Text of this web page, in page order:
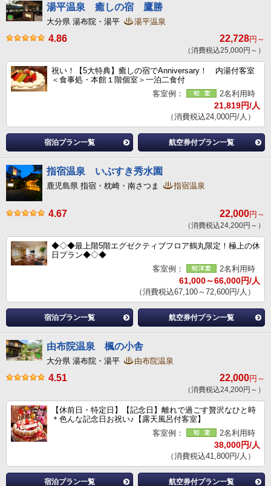
湯平温泉 癒しの宿 鷹勝
大分県 湯布院・湯平 湯平温泉
4.86 22,728円～
（消費税込25,000円～）
祝い！【5大特典】癒しの宿でAnniversary！ 内湯付客室
＜食事処・本館１階個室＞一泊二食付
客室例：
2名利用時
21,819円/人
（消費税込24,000円/人）
宿泊プラン一覧 航空券付プラン一覧
指宿温泉 いぶすき秀水園
鹿児島県 指宿・枕崎・南さつま 指宿温泉
4.67 22,000円～
（消費税込24,200円～）
◆◇◆最上階5階エグゼクティブフロア鶴丸限定！極上の休
日プラン◆◇◆
客室例：
2名利用時
61,000～66,000円/人
（消費税込67,100～72,600円/人）
宿泊プラン一覧 航空券付プラン一覧
由布院温泉 楓の小舎
大分県 湯布院・湯平 由布院温泉
4.51 22,000円～
（消費税込24,200円～）
【休前日・特定日】【記念日】離れで過ごす贅沢なひと時
＊色んな記念日お祝い♪【露天風呂付客室】
客室例：
2名利用時
38,000円/人
（消費税込41,800円/人）
宿泊プラン一覧 航空券付プラン一覧